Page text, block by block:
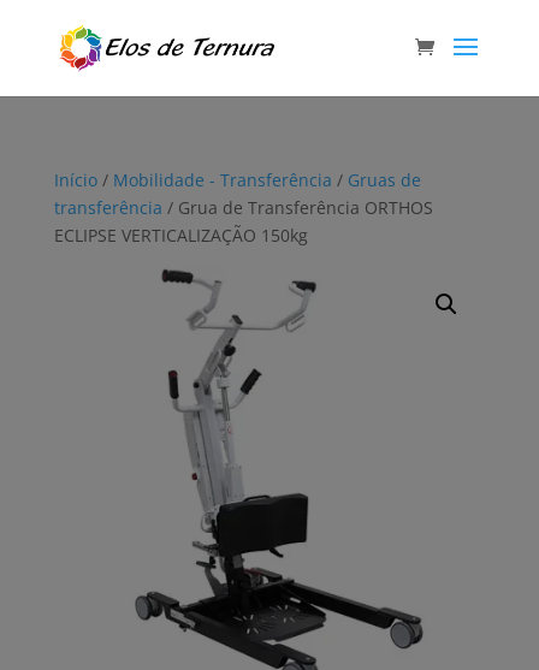
Início/ Mobilidade - Transferência / Gruas de
transferência / Grua de Transferência ORTHOS
ECLIPSE VERTICALIZAÇÃO 150kg